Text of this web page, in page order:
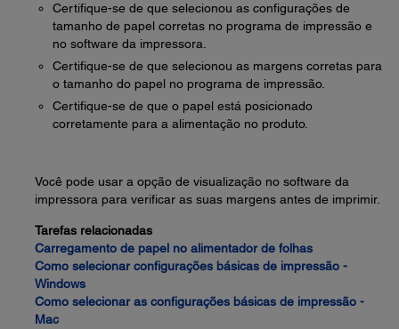
Certifique-se de que selecionou as configurações de
tamanho de papel corretas no programa de impressão e
no software da impressora.
Certifique-se de que selecionou as margens corretas para
o tamanho do papel no programa de impressão.
Certifique-se de que o papel está posicionado
corretamente para a alimentação no produto.
Você pode usar a opção de visualização no software da
impressora para verificar as suas margens antes de imprimir.
Tarefas relacionadas
Carregamento de papel no alimentador de folhas
Como selecionar configurações básicas de impressão -
Windows
Como selecionar as configurações básicas de impressão -
Mac